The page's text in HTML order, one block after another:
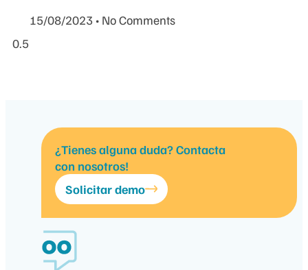
15/08/2023 No Comments
¿Tienes alguna duda? Contacta
con nosotros!
Solicitar demo